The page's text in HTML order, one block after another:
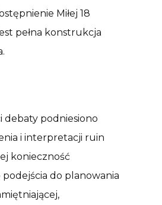
Miłej 18
pełna konstrukcja
debaty podniesiono
i interpretacji ruin
konieczność
do planowania